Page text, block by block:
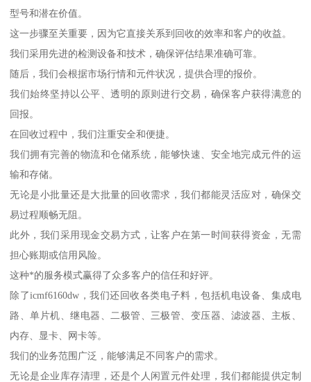
型号和潜在价值。
这一步骤至关重要，因为它直接关系到回收的效率和客户的收益。
我们采用先进的检测设备和技术，确保评估结果准确可靠。
随后，我们会根据市场行情和元件状况，提供合理的报价。
我们始终坚持以公平、透明的原则进行交易，确保客户获得满意的
回报。
在回收过程中，我们注重安全和便捷。
我们拥有完善的物流和仓储系统，能够快速、安全地完成元件的运
输和存储。
无论是小批量还是大批量的回收需求，我们都能灵活应对，确保交
易过程顺畅无阻。
此外，我们采用现金交易方式，让客户在第一时间获得资金，无需
担心账期或信用风险。
这种*的服务模式赢得了众多客户的信任和好评。
除了icmf6160dw，我们还回收各类电子料，包括机电设备、集成电
路、单片机、继电器、二极管、三极管、变压器、滤波器、主板、
内存、显卡、网卡等。
我们的业务范围广泛，能够满足不同客户的需求。
无论是企业库存清理，还是个人闲置元件处理，我们都能提供定制